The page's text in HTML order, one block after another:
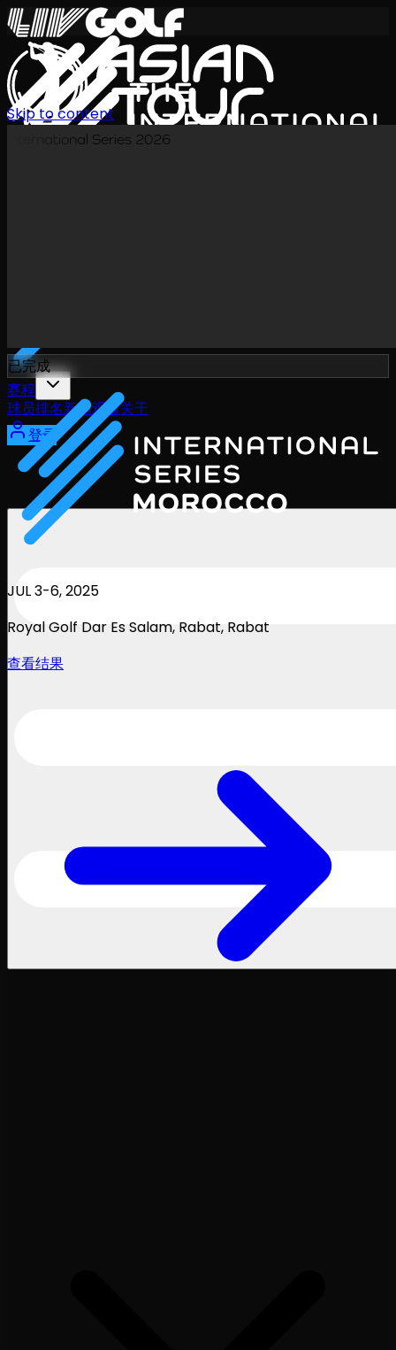
International Series 2026
赛程
球员排名新闻观看关于
登录
Skip to content
已完成
JUL 3-6, 2025
Royal Golf Dar Es Salam, Rabat, Rabat
查看结果